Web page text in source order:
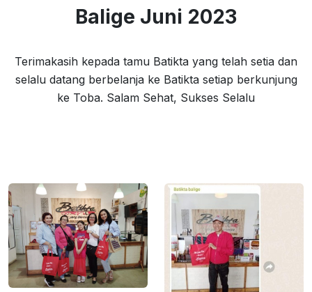
Balige Juni 2023
Terimakasih kepada tamu Batikta yang telah setia dan
selalu datang berbelanja ke Batikta setiap berkunjung
ke Toba. Salam Sehat, Sukses Selalu